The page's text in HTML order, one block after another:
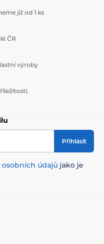
již od 1 ks
ČR
výroby
Přihlásit
osobních údajů jako je